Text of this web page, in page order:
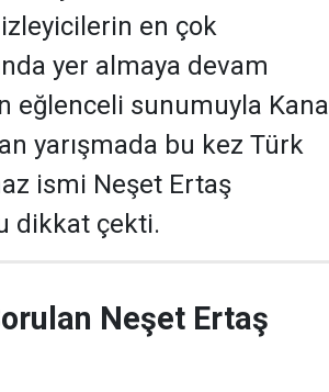
en çok
yer almaya devam
eğlenceli sunumuyla Kanal
yarışmada bu kez Türk
ismi Neşet Ertaş
dikkat çekti.
Neşet Ertaş